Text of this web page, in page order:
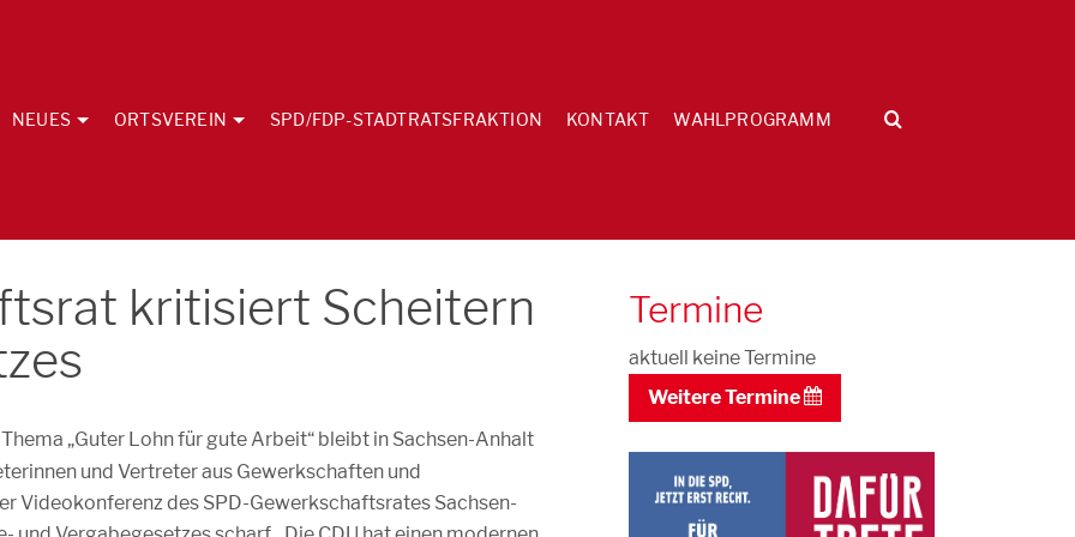
NEUES ORTSVEREIN SPD/FDP-STADTRATSFRAKTION KONTAKT WAHLPROGRAMM
kritisiert Scheitern
„Guter Lohn für gute Arbeit“ bleibt in Sachsen-Anhalt
und Vertreter aus Gewerkschaften und
Videokonferenz des SPD-Gewerkschaftsrates Sachsen-
Termine
aktuell keine Termine
Weitere Termine